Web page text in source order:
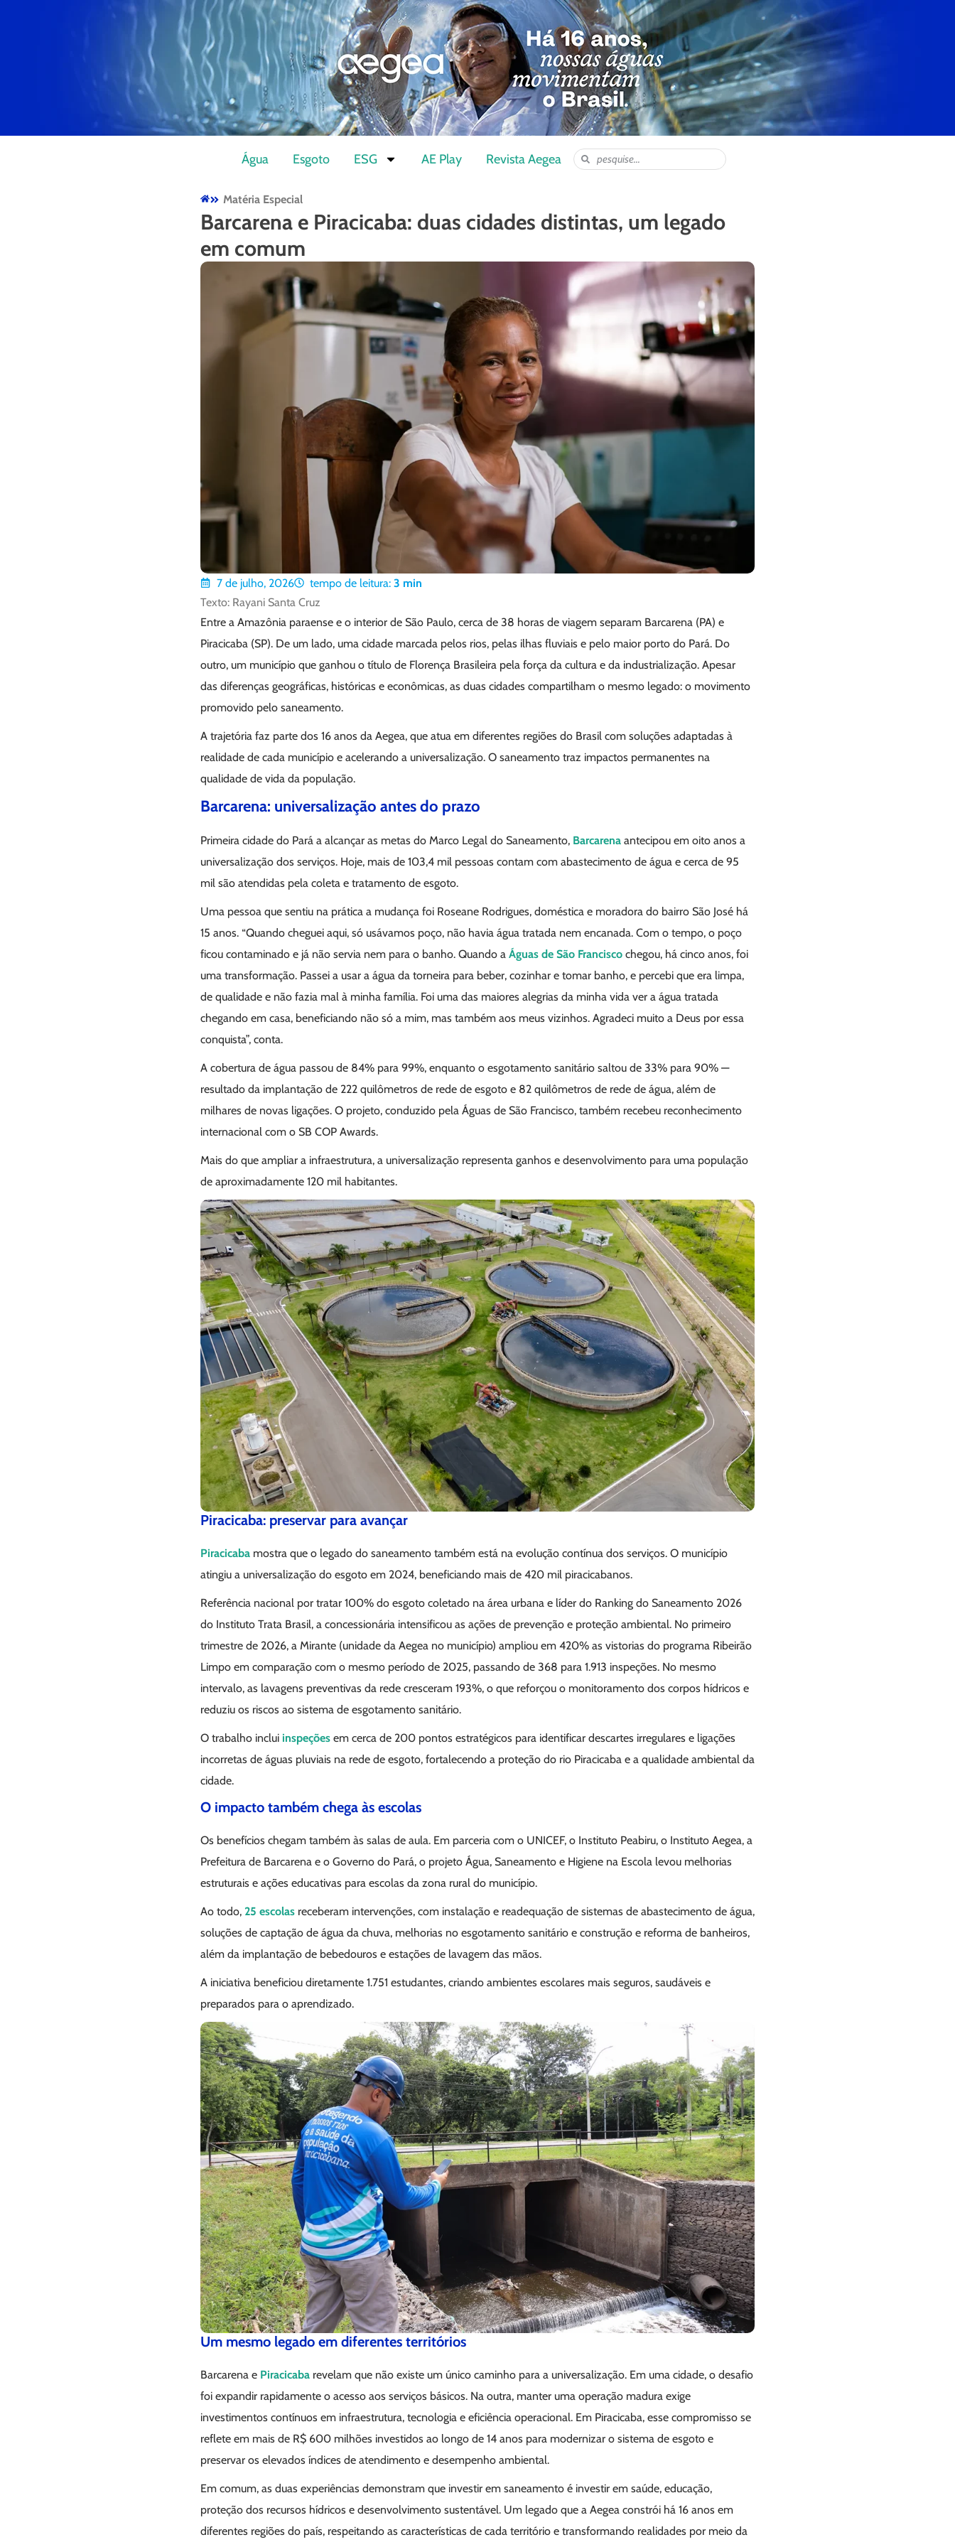
Água Esgoto ESG AE Play Revista Aegea
Matéria Especial
Barcarena e Piracicaba: duas cidades distintas, um legado
em comum
7 de julho, 2026 tempo de leitura: 3 min
Texto: Rayani Santa Cruz
Entre a Amazônia paraense e o interior de São Paulo, cerca de 38 horas de viagem separam Barcarena (PA) e
Piracicaba (SP). De um lado, uma cidade marcada pelos rios, pelas ilhas fluviais e pelo maior porto do Pará. Do
outro, um município que ganhou o título de Florença Brasileira pela força da cultura e da industrialização. Apesar
das diferenças geográficas, históricas e econômicas, as duas cidades compartilham o mesmo legado: o movimento
promovido pelo saneamento.
A trajetória faz parte dos 16 anos da Aegea, que atua em diferentes regiões do Brasil com soluções adaptadas à
realidade de cada município e acelerando a universalização. O saneamento traz impactos permanentes na
qualidade de vida da população.
Barcarena: universalização antes do prazo
Primeira cidade do Pará a alcançar as metas do Marco Legal do Saneamento, Barcarena antecipou em oito anos a
universalização dos serviços. Hoje, mais de 103,4 mil pessoas contam com abastecimento de água e cerca de 95
mil são atendidas pela coleta e tratamento de esgoto.
Uma pessoa que sentiu na prática a mudança foi Roseane Rodrigues, doméstica e moradora do bairro São José há
15 anos. “Quando cheguei aqui, só usávamos poço, não havia água tratada nem encanada. Com o tempo, o poço
ficou contaminado e já não servia nem para o banho. Quando a Águas de São Francisco chegou, há cinco anos, foi
uma transformação. Passei a usar a água da torneira para beber, cozinhar e tomar banho, e percebi que era limpa,
de qualidade e não fazia mal à minha família. Foi uma das maiores alegrias da minha vida ver a água tratada
chegando em casa, beneficiando não só a mim, mas também aos meus vizinhos. Agradeci muito a Deus por essa
conquista”, conta.
A cobertura de água passou de 84% para 99%, enquanto o esgotamento sanitário saltou de 33% para 90% —
resultado da implantação de 222 quilômetros de rede de esgoto e 82 quilômetros de rede de água, além de
milhares de novas ligações. O projeto, conduzido pela Águas de São Francisco, também recebeu reconhecimento
internacional com o SB COP Awards.
Mais do que ampliar a infraestrutura, a universalização representa ganhos e desenvolvimento para uma população
de aproximadamente 120 mil habitantes.
Piracicaba: preservar para avançar
Piracicaba mostra que o legado do saneamento também está na evolução contínua dos serviços. O município
atingiu a universalização do esgoto em 2024, beneficiando mais de 420 mil piracicabanos.
Referência nacional por tratar 100% do esgoto coletado na área urbana e líder do Ranking do Saneamento 2026
do Instituto Trata Brasil, a concessionária intensificou as ações de prevenção e proteção ambiental. No primeiro
trimestre de 2026, a Mirante (unidade da Aegea no município) ampliou em 420% as vistorias do programa Ribeirão
Limpo em comparação com o mesmo período de 2025, passando de 368 para 1.913 inspeções. No mesmo
intervalo, as lavagens preventivas da rede cresceram 193%, o que reforçou o monitoramento dos corpos hídricos e
reduziu os riscos ao sistema de esgotamento sanitário.
O trabalho inclui inspeções em cerca de 200 pontos estratégicos para identificar descartes irregulares e ligações
incorretas de águas pluviais na rede de esgoto, fortalecendo a proteção do rio Piracicaba e a qualidade ambiental da
cidade.
O impacto também chega às escolas
Os benefícios chegam também às salas de aula. Em parceria com o UNICEF, o Instituto Peabiru, o Instituto Aegea, a
Prefeitura de Barcarena e o Governo do Pará, o projeto Água, Saneamento e Higiene na Escola levou melhorias
estruturais e ações educativas para escolas da zona rural do município.
Ao todo, 25 escolas receberam intervenções, com instalação e readequação de sistemas de abastecimento de água,
soluções de captação de água da chuva, melhorias no esgotamento sanitário e construção e reforma de banheiros,
além da implantação de bebedouros e estações de lavagem das mãos.
A iniciativa beneficiou diretamente 1.751 estudantes, criando ambientes escolares mais seguros, saudáveis e
preparados para o aprendizado.
Um mesmo legado em diferentes territórios
Barcarena e Piracicaba revelam que não existe um único caminho para a universalização. Em uma cidade, o desafio
foi expandir rapidamente o acesso aos serviços básicos. Na outra, manter uma operação madura exige
investimentos contínuos em infraestrutura, tecnologia e eficiência operacional. Em Piracicaba, esse compromisso se
reflete em mais de R$ 600 milhões investidos ao longo de 14 anos para modernizar o sistema de esgoto e
preservar os elevados índices de atendimento e desempenho ambiental.
Em comum, as duas experiências demonstram que investir em saneamento é investir em saúde, educação,
proteção dos recursos hídricos e desenvolvimento sustentável. Um legado que a Aegea constrói há 16 anos em
diferentes regiões do país, respeitando as características de cada território e transformando realidades por meio da